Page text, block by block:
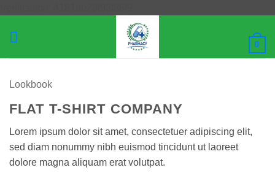
στο
περιεχόμενο
0
Lookbook
FLAT T-SHIRT COMPANY
Lorem ipsum dolor sit amet, consectetuer adipiscing elit,
sed diam nonummy nibh euismod tincidunt ut laoreet
dolore magna aliquam erat volutpat.